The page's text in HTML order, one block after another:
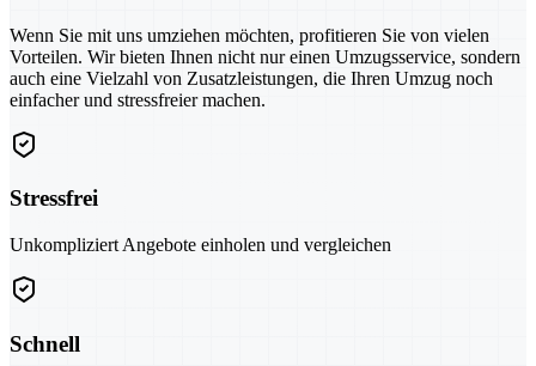
Wenn Sie mit uns umziehen möchten, profitieren Sie von vielen
Vorteilen. Wir bieten Ihnen nicht nur einen Umzugsservice, sondern
auch eine Vielzahl von Zusatzleistungen, die Ihren Umzug noch
einfacher und stressfreier machen.
Stressfrei
Unkompliziert Angebote einholen und vergleichen
Schnell